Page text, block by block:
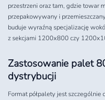
przestrzeni oraz tam, gdzie towar
przepakowywany i
buduje wyraźną specjalizację
z sekcjami 1200x800 czy
Zastosowanie palet
dystrybucji
Format półpalety jest